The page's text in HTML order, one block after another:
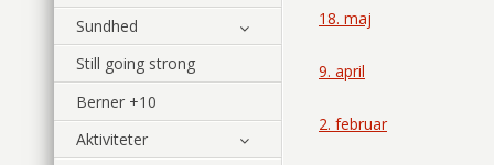
Sundhed
Still going strong
Berner +10
Aktiviteter
18. maj
9. april
2. februar